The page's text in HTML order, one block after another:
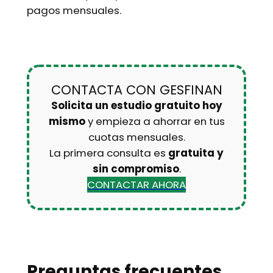
pagos mensuales.
CONTACTA CON GESFINAN
Solicita un estudio gratuito hoy
mismoy empieza a ahorrar en tus
cuotas mensuales.
La primera consulta es gratuita y
sin compromiso.
CONTACTAR AHORA